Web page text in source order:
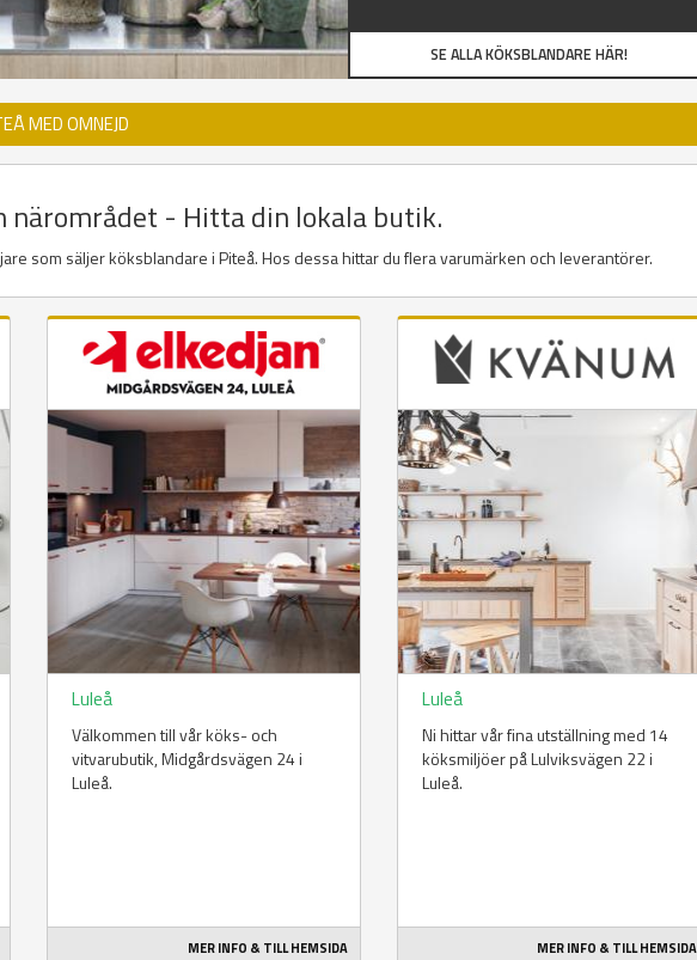
SE ALLA KÖKSBLANDARE HÄR!
MED OMNEJD
närområdet - Hitta din lokala butik.
som säljer köksblandare i Piteå. Hos dessa hittar du flera varumärken och leverantörer.
Luleå
Välkommen till vår köks- och
vitvarubutik, Midgårdsvägen 24 i
Luleå.
MER INFO & TILL HEMSIDA
Luleå
Ni hittar vår fina utställning med 14
köksmiljöer på Lulviksvägen 22 i
Luleå.
MER INFO & TILL HEMSIDA